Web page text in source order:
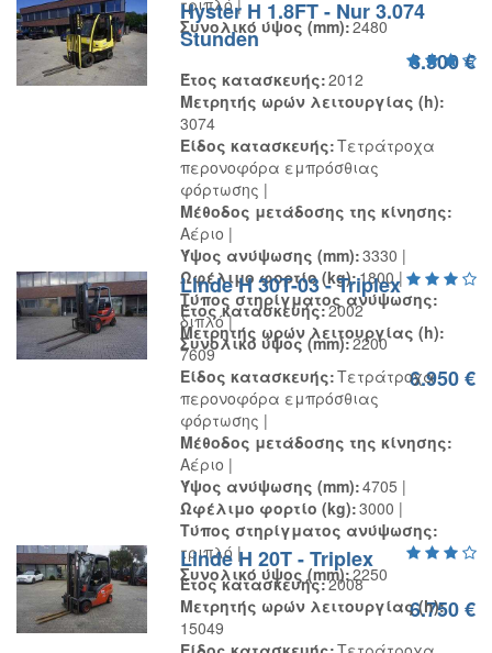
τριπλό
Συνολικό ύψος (mm) 2480
6.500 €
Hyster H 1.8FT - Nur 3.074
Stunden
Έτος κατασκευής 2012
Μετρητής ωρών λειτουργίας (h)
3074
Είδος κατασκευής Τετράτροχα
περονοφόρα εμπρόσθιας
φόρτωσης
Μέθοδος μετάδοσης της κίνησης
Αέριο
Ύψος ανύψωσης (mm) 3330
Ωφέλιμο φορτίο (kg) 1800
Τύπος στηρίγματος ανύψωσης
διπλό
Συνολικό ύψος (mm) 2200
6.950 €
Linde H 30T-03 - Triplex
Έτος κατασκευής 2002
Μετρητής ωρών λειτουργίας (h)
7609
Είδος κατασκευής Τετράτροχα
περονοφόρα εμπρόσθιας
φόρτωσης
Μέθοδος μετάδοσης της κίνησης
Αέριο
Ύψος ανύψωσης (mm) 4705
Ωφέλιμο φορτίο (kg) 3000
Τύπος στηρίγματος ανύψωσης
τριπλό
Συνολικό ύψος (mm) 2250
6.750 €
Linde H 20T - Triplex
Έτος κατασκευής 2008
Μετρητής ωρών λειτουργίας (h)
15049